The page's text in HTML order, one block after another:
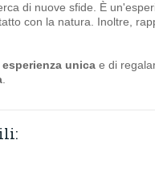
di nuove sfide. È
con la natura. Inoltre,
unica e di